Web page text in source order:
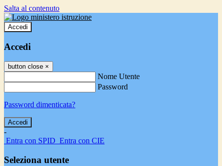
Salta al contenuto
Accedi
Accedi
button close ×
Nome Utente
Password
Password dimenticata?
-
Entra con SPID Entra con CIE
Seleziona utente